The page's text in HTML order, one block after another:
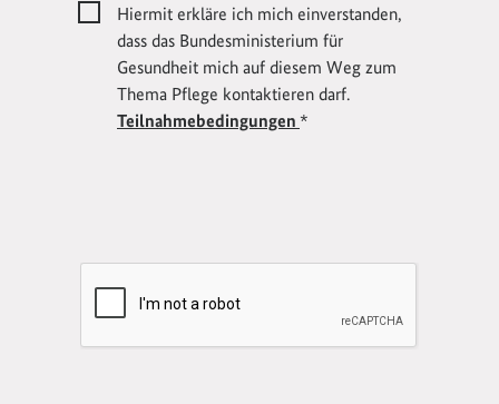
Hiermit erkläre ich mich einverstanden,
dass das Bundesministerium für
Gesundheit mich auf diesem Weg zum
Thema Pflege kontaktieren darf.
Teilnahmebedingungen *